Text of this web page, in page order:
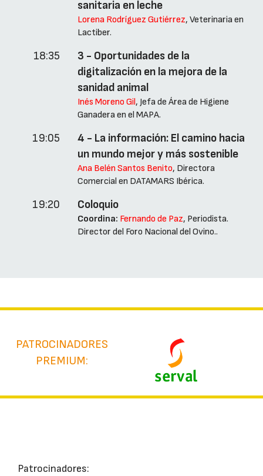
sanitaria en leche
Lorena Rodríguez Gutiérrez, Veterinaria en
Lactiber.
18:35
3 - Oportunidades de la
digitalización en la mejora de la
sanidad animal
Inés Moreno Gil, Jefa de Área de Higiene
Ganadera en el MAPA.
19:05
4 - La información: El camino hacia
un mundo mejor y más sostenible
Ana Belén Santos Benito, Directora
Comercial en DATAMARS Ibérica.
19:20 Coloquio
Coordina: Fernando de Paz, Periodista.
Director del Foro Nacional del Ovino..
PATROCINADORES
PREMIUM:
Patrocinadores: